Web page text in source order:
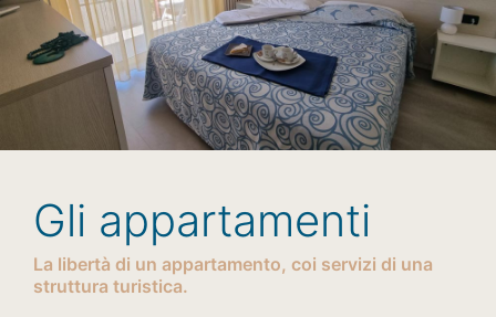
Gli appartamenti
La libertà di un appartamento, coi servizi di una
struttura turistica.